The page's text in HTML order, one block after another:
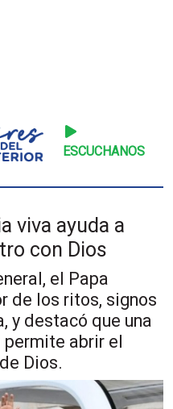
ESCUCHANOS
viva ayuda a
con Dios
el Papa
de los ritos, signos
y destacó que una
abrir el
Dios.